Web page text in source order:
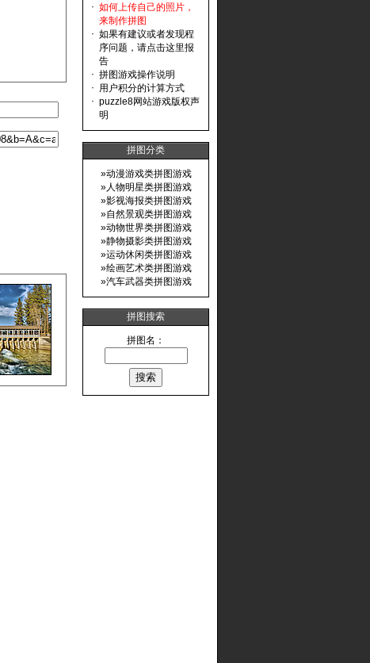
· 如何上传自己的照片，
来制作拼图
· 如果有建议或者发现程
序问题，请点击这里报
告
· 拼图游戏操作说明
· 用户积分的计算方式
· puzzle8网站游戏版权声
明
拼图分类
»动漫游戏类拼图游戏
»人物明星类拼图游戏
»影视海报类拼图游戏
»自然景观类拼图游戏
»动物世界类拼图游戏
»静物摄影类拼图游戏
»运动休闲类拼图游戏
»绘画艺术类拼图游戏
»汽车武器类拼图游戏
拼图搜索
拼图名：